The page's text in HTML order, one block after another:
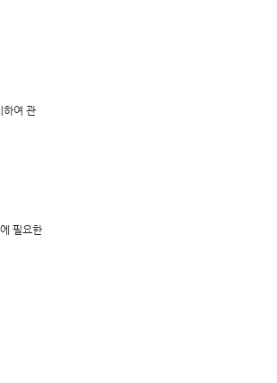
하여 관
필요한